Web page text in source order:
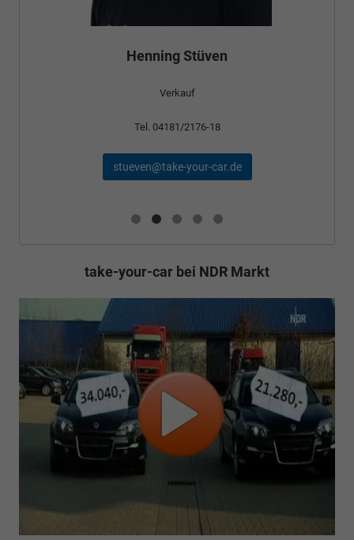
Henning Stüven
Verkauf
Tel. 04181/2176-18
stueven@take-your-car.de
take-your-car bei NDR Markt